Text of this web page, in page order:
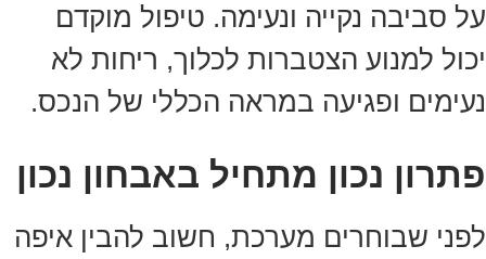
על סביבה נקייה ונעימה. טיפול מוקדם
יכול למנוע הצטברות לכלוך, ריחות לא
נעימים ופגיעה במראה הכללי של הנכס.
פתרון נכון מתחיל באבחון נכון
לפני שבוחרים מערכת, חשוב להבין איפה